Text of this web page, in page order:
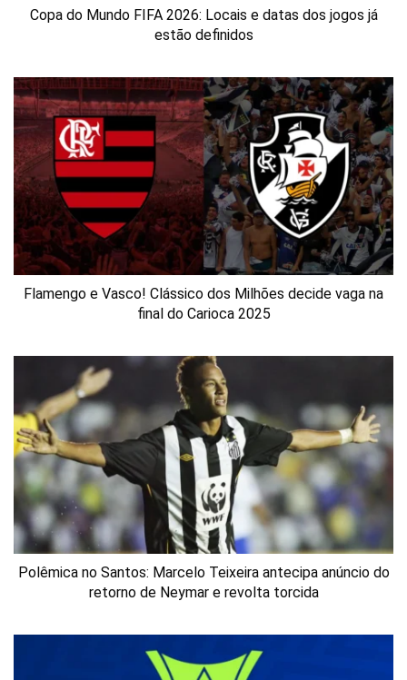
Copa do Mundo FIFA 2026: Locais e datas dos jogos já
estão definidos
Flamengo e Vasco! Clássico dos Milhões decide vaga na
final do Carioca 2025
Polêmica no Santos: Marcelo Teixeira antecipa anúncio do
retorno de Neymar e revolta torcida